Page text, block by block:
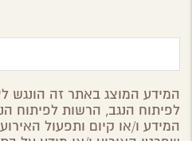
המידע המוצג באתר זה הונגש
לפיתוח הנגב, הרשות לפיתוח
המידע ו/או קיום ותפעול